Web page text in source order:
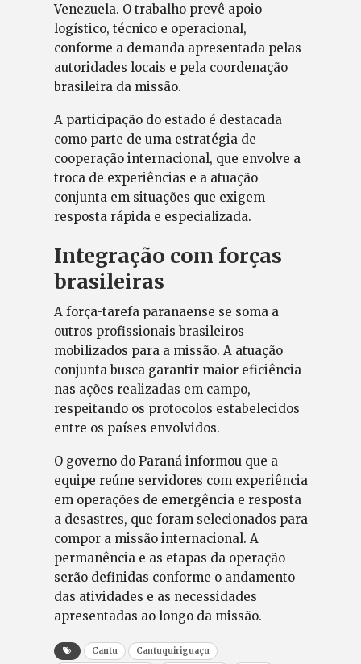
Venezuela. O trabalho prevê apoio
logístico, técnico e operacional,
conforme a demanda apresentada pelas
autoridades locais e pela coordenação
brasileira da missão.
A participação do estado é destacada
como parte de uma estratégia de
cooperação internacional, que envolve a
troca de experiências e a atuação
conjunta em situações que exigem
resposta rápida e especializada.
Integração com forças
brasileiras
A força-tarefa paranaense se soma a
outros profissionais brasileiros
mobilizados para a missão. A atuação
conjunta busca garantir maior eficiência
nas ações realizadas em campo,
respeitando os protocolos estabelecidos
entre os países envolvidos.
O governo do Paraná informou que a
equipe reúne servidores com experiência
em operações de emergência e resposta
a desastres, que foram selecionados para
compor a missão internacional. A
permanência e as etapas da operação
serão definidas conforme o andamento
das atividades e as necessidades
apresentadas ao longo da missão.
Cantu
Cantuquiriguaçu